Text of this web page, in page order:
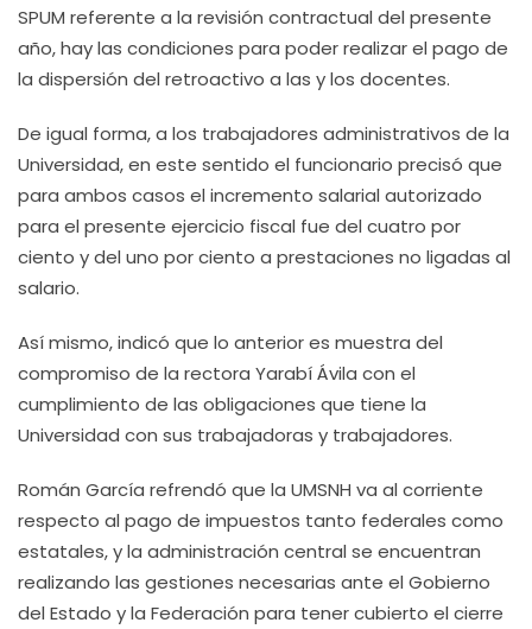
SPUM referente a la revisión contractual del presente
año, hay las condiciones para poder realizar el pago de
la dispersión del retroactivo a las y los docentes.
De igual forma, a los trabajadores administrativos de la
Universidad, en este sentido el funcionario precisó que
para ambos casos el incremento salarial autorizado
para el presente ejercicio fiscal fue del cuatro por
ciento y del uno por ciento a prestaciones no ligadas al
salario.
Así mismo, indicó que lo anterior es muestra del
compromiso de la rectora Yarabí Ávila con el
cumplimiento de las obligaciones que tiene la
Universidad con sus trabajadoras y trabajadores.
Román García refrendó que la UMSNH va al corriente
respecto al pago de impuestos tanto federales como
estatales, y la administración central se encuentran
realizando las gestiones necesarias ante el Gobierno
del Estado y la Federación para tener cubierto el cierre